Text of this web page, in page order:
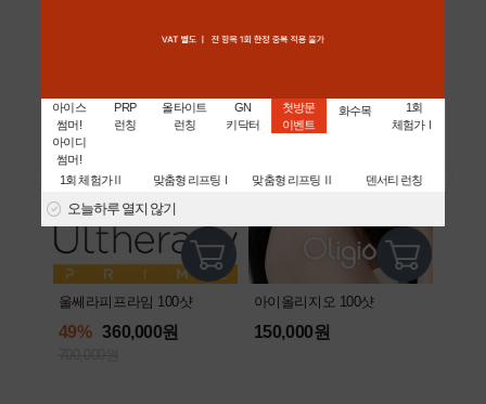
울쎄라피프라임 100샷
49% 360,000원
아이올리지오 100샷
150,000원
아이스
썸머!
아이디
썸머!
PRP
런칭
올타이트
런칭
GN
키닥터
첫방문
이벤트
화수목
1회
체험가Ⅰ
1회 체험가Ⅱ 맞춤형 리프팅Ⅰ 맞춤형 리프팅 Ⅱ 덴서티 런칭
오늘하루 열지 않기